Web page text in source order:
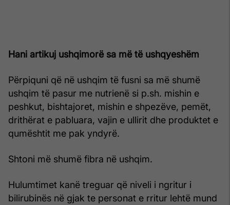
Hani artikuj ushqimorë sa më të ushqyeshëm
Përpiquni që në ushqim të fusni sa më shumë
ushqim të pasur me nutrienë si p.sh. mishin e
peshkut, bishtajoret, mishin e shpezëve, pemët,
drithërat e pabluara, vajin e ullirit dhe produktet e
qumështit me pak yndyrë.
Shtoni më shumë fibra në ushqim.
Hulumtimet kanë treguar që niveli i ngritur i
bilirubinës në gjak te personat e rritur lehtë mund